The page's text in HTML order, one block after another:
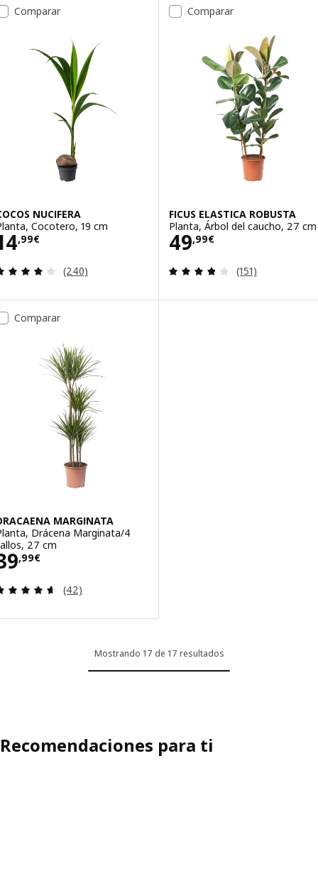
Comparar
NUCIFERA
Cocotero, 19 cm
,99€ 14,99€
Revisa: 3.9 de 5 estrellas. Total opiniones:
(240)
Comparar
FICUS ELASTICA ROBUSTA
Planta, Árbol del caucho, 27 cm
49,99€
Precio 49,99€
Revisa: 3.8 de
(151)
Comparar
MARGINATA
Drácena Marginata/4
27 cm
,99€ 39,99€
Revisa: 4.6 de 5 estrellas. Total opiniones:
(42)
Mostrando 17 de 17 resultados
Recomendaciones para ti